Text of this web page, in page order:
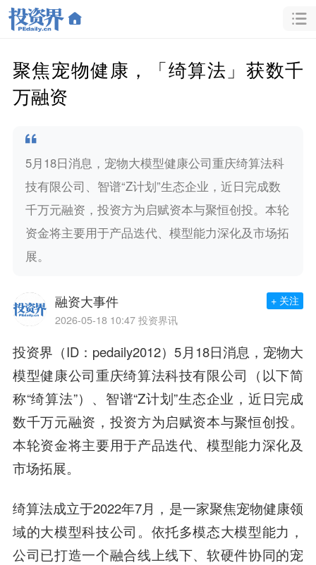
聚焦宠物健康，「绮算法」获数千
万融资
5月18日消息，宠物大模型健康公司重庆绮算法科
技有限公司、智谱“Z计划”生态企业，近日完成数
千万元融资，投资方为启赋资本与聚恒创投。本轮
资金将主要用于产品迭代、模型能力深化及市场拓
展。
融资大事件
2026-05-18 10:47 投资界讯
+ 关注
投资界（ID：pedaily2012）5月18日消息，宠物大
模型健康公司重庆绮算法科技有限公司（以下简
称“绮算法”）、智谱“Z计划”生态企业， 近日完成
数千万元融资，投资方为启赋资本与聚恒创投。
本轮资金将主要用于产品迭代、模型能力深化及
市场拓展。
绮算法成立于2022年7月，是一家聚焦宠物健康领
域的大模型科技公司。依托多模态大模型能力，
公司已打造一个融合线上线下、软硬件协同的宠